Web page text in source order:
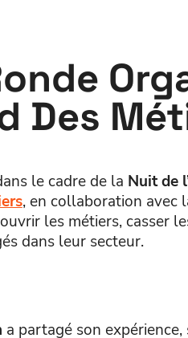
Des
le cadre de la Nuit de
, en collaboration avec
les métiers, casser
dans leur secteur.
a partagé son